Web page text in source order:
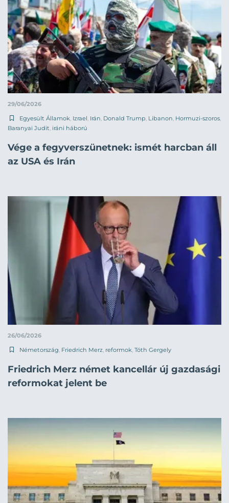
29/06/2026
Egyesült Államok, Izrael, Irán, Donald Trump, Libanon, Hormuzi-szoros,
Baranyai Judit, iráni háború
Vége a fegyverszünetnek: ismét harcban áll
az USA és Irán
26/06/2026
Németország, Friedrich Merz, reformok, Tóth Gergely
Friedrich Merz német kancellár új gazdasági
reformokat jelent be